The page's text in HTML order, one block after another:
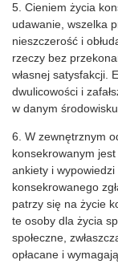
5. Cieniem życia
udawanie, wszelka
nieszczerość i
rzeczy bez
własnej satysfakcji.
dwulicowości i
w danym
6. W zewnętrznym
konsekrowanym
ankiety i
konsekrowanego
patrzy się na życie
te osoby dla życia
społeczne,
opłacane i